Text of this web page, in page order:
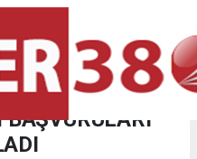
BAŞVURULARI